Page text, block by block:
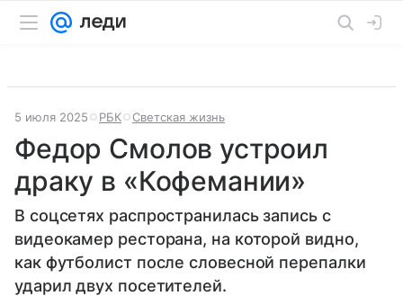
5 июля 2025 РБК Светская жизнь
Федор Смолов устроил
драку в «Кофемании»
В соцсетях распространилась запись с
видеокамер ресторана, на которой видно,
как футболист после словесной перепалки
ударил двух посетителей.